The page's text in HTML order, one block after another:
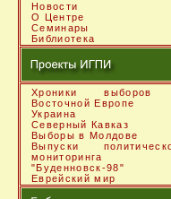
Новости
О Центре
Семинары
Библиотека
Хроники
Восточной Европе
Украина
Северный Кавказ
Выборы в Молдове
Выпуски
мониторинга
"Буденновск-98"
Еврейский мир